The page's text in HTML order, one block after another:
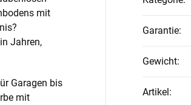
mit
Jahren,
Garagen bis
mit
Garantie:
Gewicht:
Artikel: